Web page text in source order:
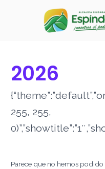
2026
255, 255,
Parece que no hemos